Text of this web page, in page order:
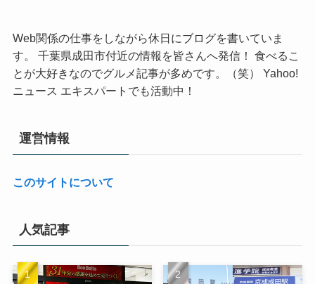
Web関係の仕事をしながら休日にブログを書いていま
す。 千葉県成田市付近の情報を皆さんへ発信！ 食べるこ
とが大好きなのでグルメ記事が多めです。（笑） Yahoo!
ニュース エキスパートでも活動中！
運営情報
このサイトについて
人気記事